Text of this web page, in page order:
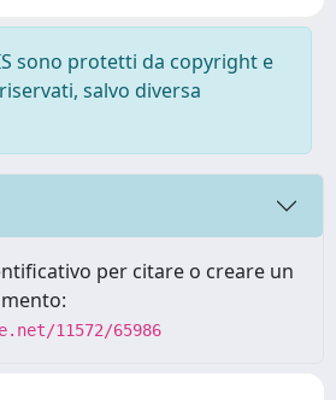
sono protetti da copyright e
salvo diversa
per citare o creare un
11572/65986